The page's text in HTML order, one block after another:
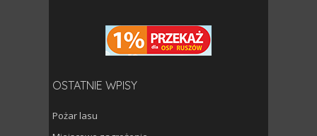
OSTATNIE WPISY
Pożar lasu